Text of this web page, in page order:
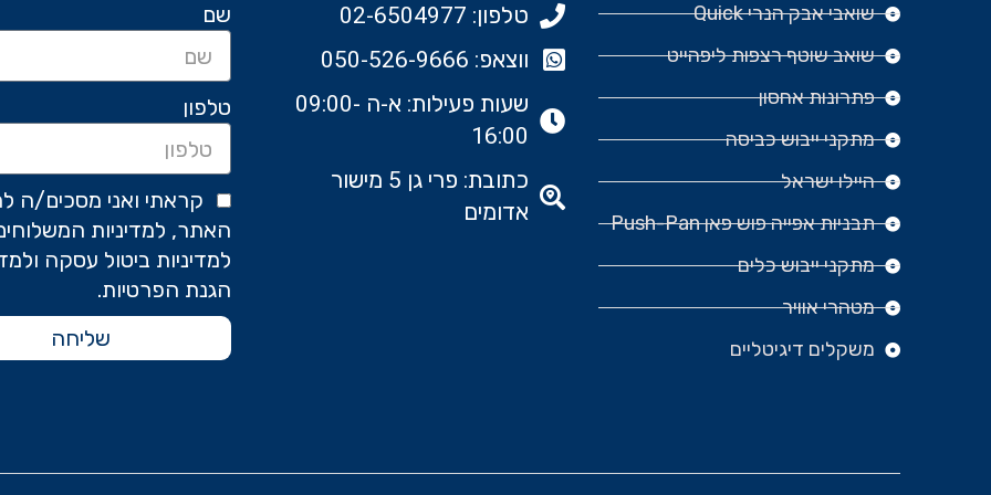
שואבי אבק הנרי Quick
שואב שוטף רצפות ליפהייט
פתרונות אחסון
מתקני ייבוש כביסה
היילו ישראל
תבניות אפייה פוש פאן Push-Pan
מתקני ייבוש כלים
מטהרי אוויר
משקלים דיגיטליים
טלפון: 02-6504977
ווצאפ: 050-526-9666‬
שעות פעילות: א-ה 09:00-
16:00
כתובת: פרי גן 5 מישור
אדומים
שם
טלפון
קראתי ואני מסכים/ה
האתר, למדיניות
למדיניות ביטול עסקה
הגנת הפרטיות.
שליחה